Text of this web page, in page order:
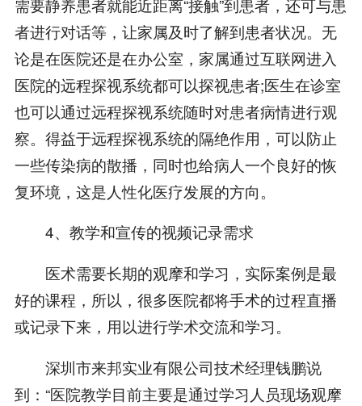
者进行对话等，让家属及时了解到患者状况。无
论是在医院还是在办公室，家属通过互联网进入
医院的远程探视系统都可以探视患者;医生在诊室
也可以通过远程探视系统随时对患者病情进行观
察。得益于远程探视系统的隔绝作用，可以防止
一些传染病的散播，同时也给病人一个良好的恢
复环境，这是人性化医疗发展的方向。
4、教学和宣传的视频记录需求
医术需要长期的观摩和学习，实际案例是最
好的课程，所以，很多医院都将手术的过程直播
或记录下来，用以进行学术交流和学习。
深圳市来邦实业有限公司技术经理钱鹏说
到：“医院教学目前主要是通过学习人员现场观摩